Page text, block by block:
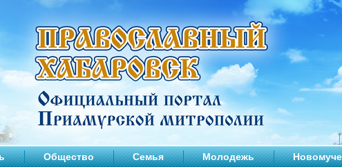
Общество Семья Молодежь